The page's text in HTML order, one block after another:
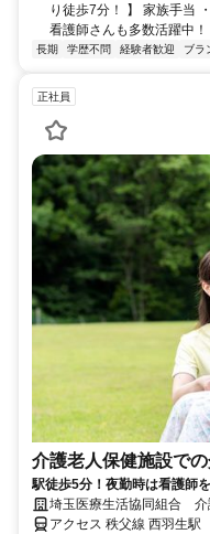
り徒歩7分！ 】 家族手当
看護師さんも多数活躍中
長期 学歴不問 経験者歓迎 ブラ
正社員
介護老人保健施設で
駅徒歩5分！夜勤時は看護師
月分♪資格や経験不問
埼玉医療生活協同組合 介
アクセス 秩父線 西羽生駅